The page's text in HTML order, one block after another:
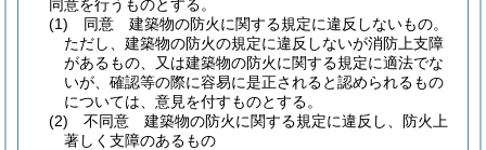
同意を行うものとする。
(1)
同意 建築物の防火に関する規定に違反しないもの。
ただし、建築物の防火の規定に違反しないが消防上支障
があるもの、又は建築物の防火に関する規定に適法でな
いが、確認等の際に容易に是正されると認められるもの
については、意見を付すものとする。
(2)
不同意 建築物の防火に関する規定に違反し、防火上
著しく支障のあるもの